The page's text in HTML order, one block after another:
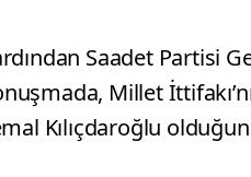
Saadet Partisi
Millet
Kılıçdaroğlu